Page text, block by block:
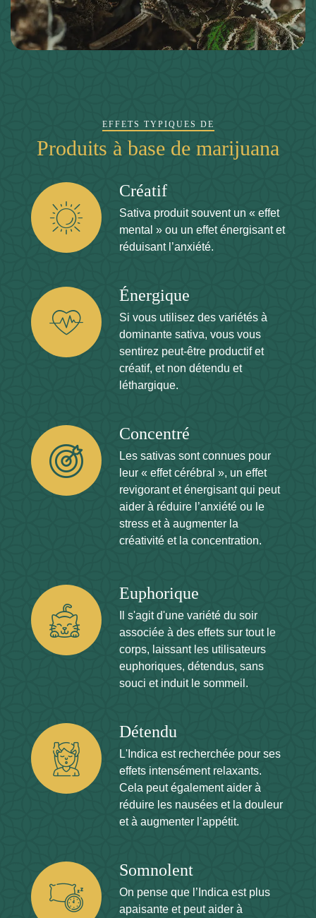
EFFETS TYPIQUES DE
Produits à base de marijuana
Créatif
Sativa produit souvent un « effet
mental » ou un effet énergisant et
réduisant l’anxiété.
Énergique
Si vous utilisez des variétés à
dominante sativa, vous vous
sentirez peut-être productif et
créatif, et non détendu et
léthargique.
Concentré
Les sativas sont connues pour
leur « effet cérébral », un effet
revigorant et énergisant qui peut
aider à réduire l’anxiété ou le
stress et à augmenter la
créativité et la concentration.
Euphorique
Il s'agit d'une variété du soir
associée à des effets sur tout le
corps, laissant les utilisateurs
euphoriques, détendus, sans
souci et induit le sommeil.
Détendu
L'Indica est recherchée pour ses
effets intensément relaxants.
Cela peut également aider à
réduire les nausées et la douleur
et à augmenter l’appétit.
Somnolent
On pense que l’Indica est plus
apaisante et peut aider à